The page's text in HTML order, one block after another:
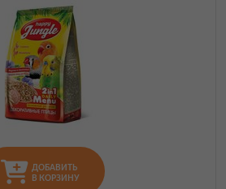
ДОБАВИТЬ
В КОРЗИНУ